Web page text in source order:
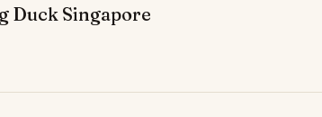
Duck Singapore